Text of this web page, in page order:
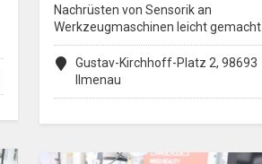
Nachrüsten von Sensorik an
Werkzeugmaschinen leicht gemacht
Gustav-Kirchhoff-Platz 2, 98693
Ilmenau